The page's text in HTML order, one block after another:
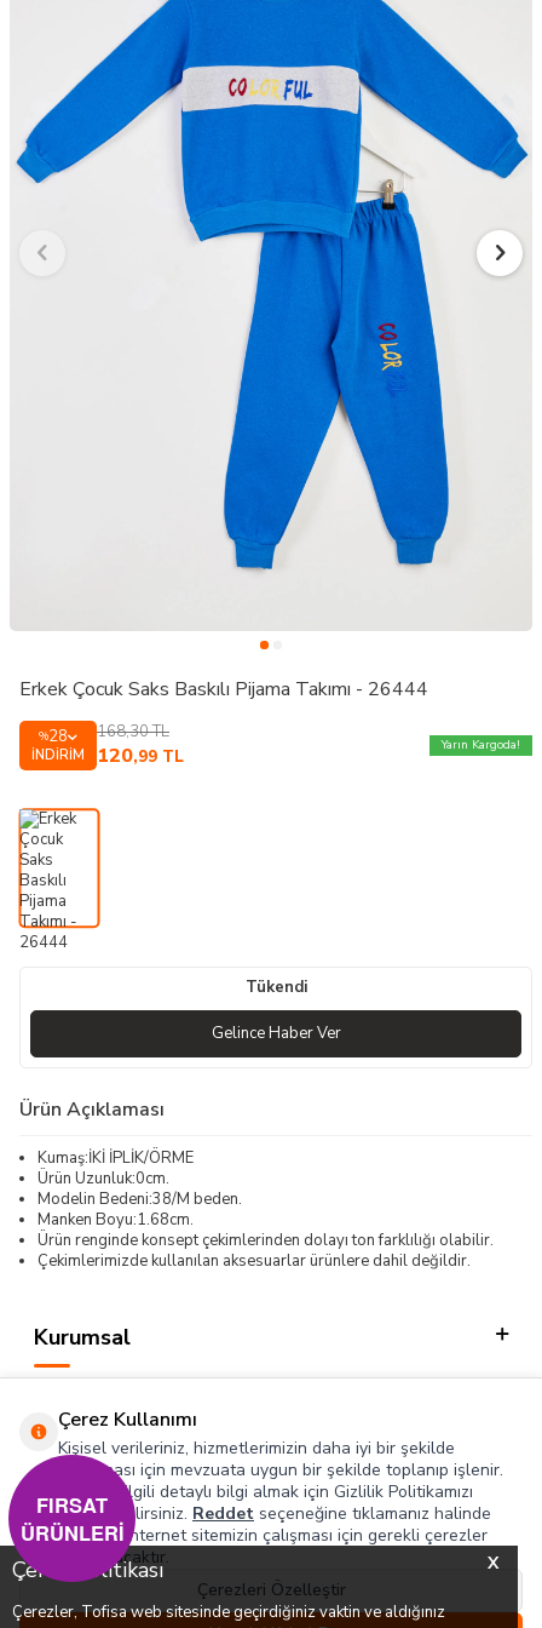
X
Çerez Politikası
Çerezler, Tofisa web sitesinde geçirdiğiniz vaktin ve aldığınız
0
Erkek Çocuk Saks Baskılı Pijama Takımı - 26444
%28
İNDIRIM
168,30TL
120,99 TL
Yarın Kargoda!
Tükendi
Gelince Haber Ver
Ürün Açıklaması
Kumaş:İKİ İPLİK/ÖRME
Ürün Uzunluk:0cm.
Modelin Bedeni:38/M beden.
Manken Boyu:1.68cm.
Ürün renginde konsept çekimlerinden dolayı ton farklılığı olabilir.
Çekimlerimizde kullanılan aksesuarlar ürünlere dahil değildir.
Kurumsal
Hızlı Erişim
Sosyal
Adres & İletişim
Çerez Kullanımı
Kişisel verileriniz, hizmetlerimizin daha iyi bir şekilde
sunulması için mevzuata uygun bir şekilde toplanıp işlenir.
Konuyla ilgili detaylı bilgi almak için Gizlilik Politikamızı
inceleyebilirsiniz. Reddet seçeneğine tıklamanız halinde
yalnızca internet sitemizin çalışması için gerekli çerezler
kullanılacaktır.
Çerezleri Özelleştir
FIRSAT
ÜRÜNLERİ